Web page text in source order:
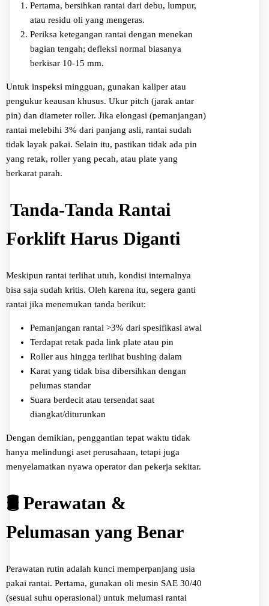
Pertama, bersihkan rantai dari debu, lumpur,
atau residu oli yang mengeras.
Periksa ketegangan rantai dengan menekan
bagian tengah; defleksi normal biasanya
berkisar 10-15 mm.
Untuk inspeksi mingguan, gunakan kaliper atau
pengukur keausan khusus. Ukur pitch (jarak antar
pin) dan diameter roller. Jika elongasi (pemanjangan)
rantai melebihi 3% dari panjang asli, rantai sudah
tidak layak pakai. Selain itu, pastikan tidak ada pin
yang retak, roller yang pecah, atau plate yang
berkarat parah.
️ Tanda-Tanda Rantai
Forklift Harus Diganti
Meskipun rantai terlihat utuh, kondisi internalnya
bisa saja sudah kritis. Oleh karena itu, segera ganti
rantai jika menemukan tanda berikut:
Pemanjangan rantai >3% dari spesifikasi awal
Terdapat retak pada link plate atau pin
Roller aus hingga terlihat bushing dalam
Karat yang tidak bisa dibersihkan dengan
pelumas standar
Suara berdecit atau tersendat saat
diangkat/diturunkan
Dengan demikian, penggantian tepat waktu tidak
hanya melindungi aset perusahaan, tetapi juga
menyelamatkan nyawa operator dan pekerja sekitar.
🛢️ Perawatan &
Pelumasan yang Benar
Perawatan rutin adalah kunci memperpanjang usia
pakai rantai. Pertama, gunakan oli mesin SAE 30/40
(sesuai suhu operasional) untuk melumasi rantai